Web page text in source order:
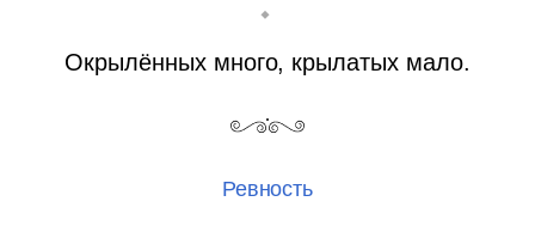
Окрылённых много, крылатых мало.
Ревность